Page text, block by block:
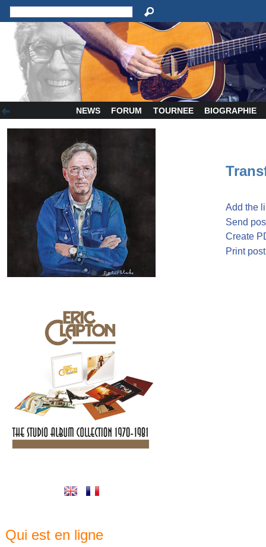
NEWS FORUM TOURNEE BIOGRAPHIE
Qui est en ligne
Add the
Send
Create
Print post